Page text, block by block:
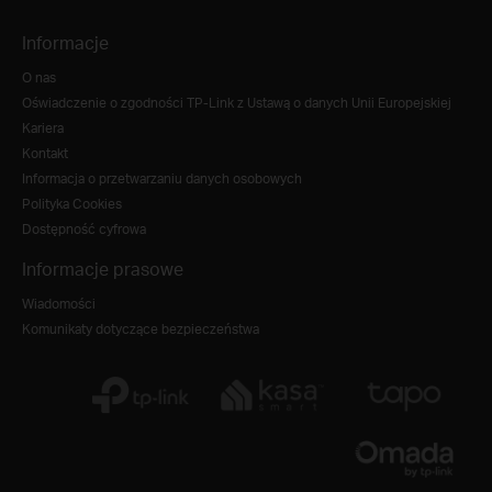
Informacje
O nas
Oświadczenie o zgodności TP-Link z Ustawą o danych Unii Europejskiej
Kariera
Kontakt
Informacja o przetwarzaniu danych osobowych
Polityka Cookies
Dostępność cyfrowa
Informacje prasowe
Wiadomości
Komunikaty dotyczące bezpieczeństwa